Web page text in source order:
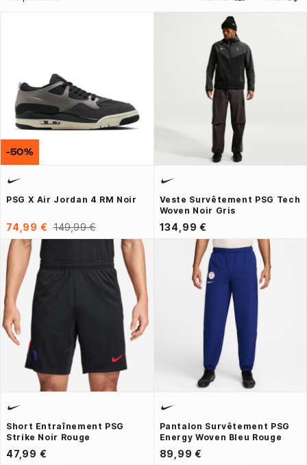
PSG X Air Jordan 4 RM Noir
74,99 € 149,99 €
-50%
Veste Survêtement PSG Tech
Woven Noir Gris
134,99 €
Short Entraînement PSG
Strike Noir Rouge
47,99 €
Pantalon Survêtement PSG
Energy Woven Bleu Rouge
89,99 €